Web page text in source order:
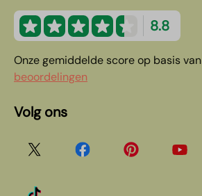
8.8
Onze gemiddelde score op basis van
beoordelingen
Volg ons